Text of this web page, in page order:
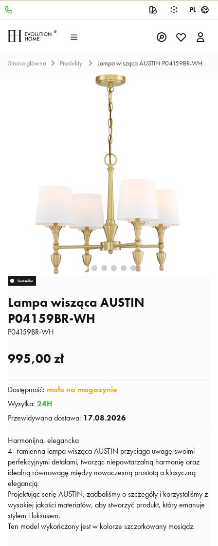
PL
Strona główna Produkty Lampa wisząca AUSTIN P04159BR-WH
bestseller
Lampa wisząca AUSTIN
P04159BR-WH
P04159BR-WH
995,00 zł
Dostępność: mało na magazynie
Wysyłka: 24H
Przewidywana dostawa: 17.08.2026
Harmonijna, elegancka
4- ramienna lampa wisząca AUSTIN przyciąga uwagę swoimi
perfekcyjnymi detalami, tworząc niepowtarzalną harmonię oraz
idealną równowagę między nowoczesną prostotą a klasyczną
elegancją.
Projektując serię AUSTIN, zadbaliśmy o szczegóły i korzystaliśmy z
wysokiej jakości materiałów, aby stworzyć produkt, który emanuje
stylem i luksusem.
Ten model wykończony jest w kolorze szczotkowany mosiądz.